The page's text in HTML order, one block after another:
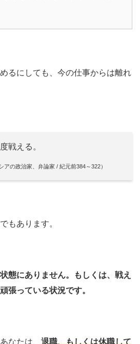
るにしても、今の仕事からは離れ
戦える。
アの政治家、弁論家 / 紀元前384～322）
もあります。
態にありません。もしくは、戦え
張っている状況です。
なたは、 退職、もしくは休職して